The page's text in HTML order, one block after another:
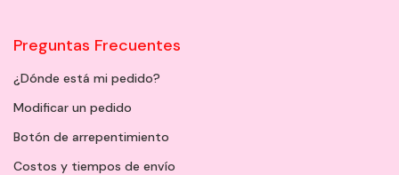
Preguntas Frecuentes
¿Dónde está mi pedido?
Modificar un pedido
Botón de arrepentimiento
Costos y tiempos de envío